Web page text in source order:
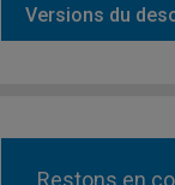
Versions du
Restons en